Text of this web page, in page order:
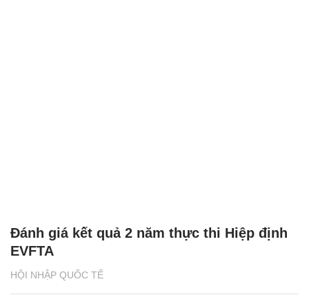
HỘI NHẬP QUỐC TẾ
Đánh giá kết quả 2 năm thực thi Hiệp định
EVFTA